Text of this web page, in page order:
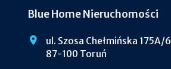
Blue Home Nieruchomości
ul. Szosa Chełmińska 175A/6
87-100 Toruń